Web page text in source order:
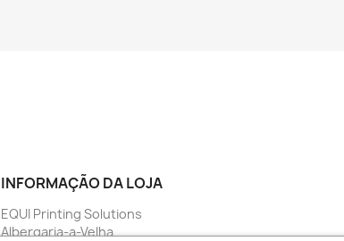
INFORMAÇÃO DA LOJA
EQUI Printing Solutions
Albergaria-a-Velha